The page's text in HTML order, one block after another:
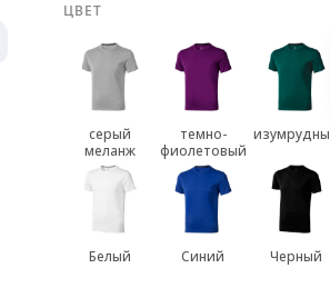
ЦВЕТ
серый
меланж
темно-
фиолетовый
Белый Синий Черный